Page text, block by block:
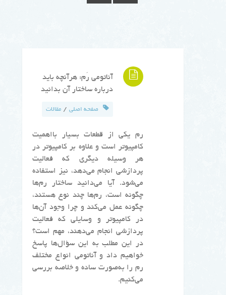
آناتومی رَم: هرآنچه باید
درباره ساختار آن بدانید
صفحه اصلی / مقالات
رم یکی از قطعات بسیار بااهمیت
کامپیوتر است و علاوه بر کامپیوتر در
هر وسیله دیگری که فعالیت
پردازشی انجام می‌دهد، نیز استفاده
می‌شود. آیا می‌دانید ساختار رم‌ها
چگونه است، رم‌ها چند نوع هستند،
چگونه عمل می‌کند و چرا وجود آن‌ها
در کامپیوتر و وسایلی که فعالیت
پردازشی انجام می‌دهند، مهم است؟
در این مطلب به این سؤال‌ها پاسخ
خواهیم داد و آناتومی انواع مختلف
رم را به‌صورت ساده و خلاصه بررسی
می‌کنیم.